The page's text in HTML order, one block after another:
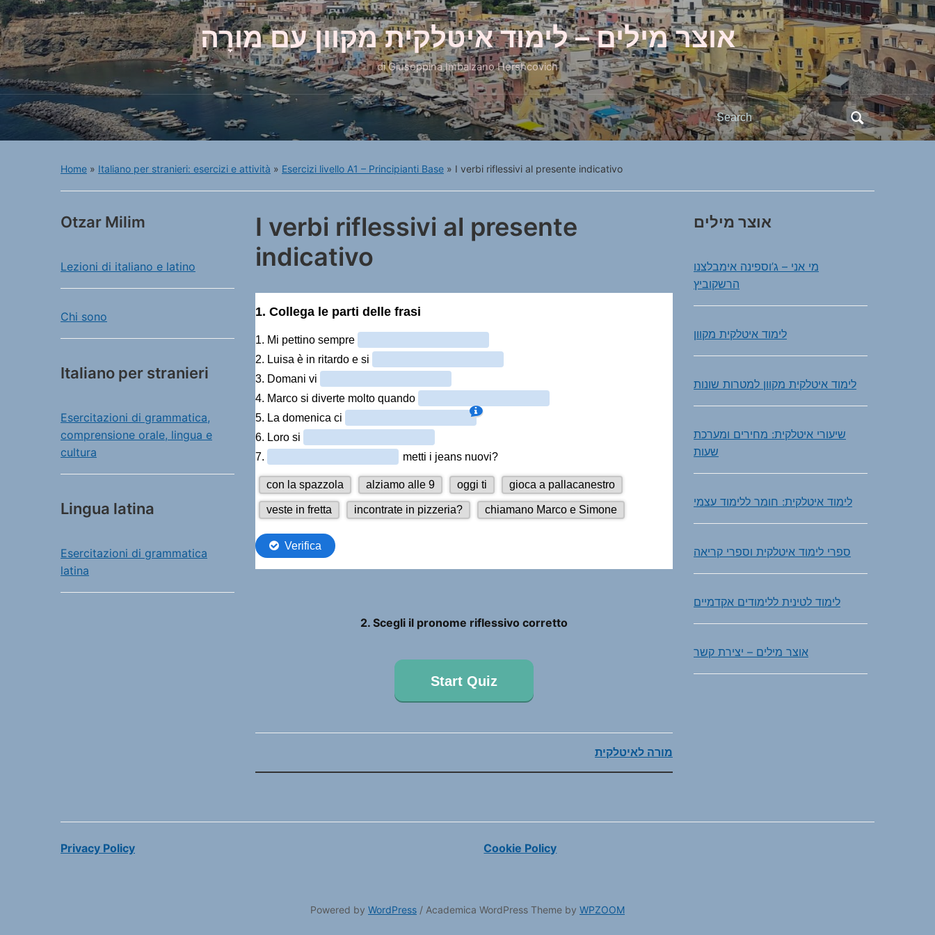
אוצר מילים – לימוד איטלקית מקוון עם מורָה
di Giuseppina Imbalzano Hershcovich
Search
for:
Home » Italiano per stranieri: esercizi e attività » Esercizi livello A1 – Principianti Base » I verbi riflessivi al presente indicativo
Otzar Milim
Lezioni di italiano e latino
Chi sono
Italiano per stranieri
Esercitazioni di grammatica,
comprensione orale, lingua e
cultura
Lingua latina
Esercitazioni di grammatica
latina
I verbi riflessivi al presente
indicativo
2. Scegli il pronome riflessivo corretto
Start Quiz
מורה לאיטלקית
אוצר מילים
מי אני – ג’וספינה אימבלצנו
הרשקוביץ
לימוד איטלקית מקוון
לימוד איטלקית מקוון למטרות שונות
שיעורי איטלקית: מחירים ומערכת
שעות
לימוד איטלקית: חומר ללימוד עצמי
ספרי לימוד איטלקית וספרי קריאה
לימוד לטינית ללימודים אקדמיים
אוצר מילים – יצירת קשר
Privacy Policy Cookie Policy
Powered by WordPress / Academica WordPress Theme by WPZOOM